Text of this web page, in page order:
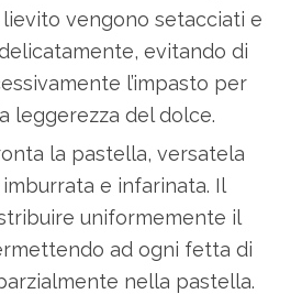
lievito vengono setacciati e
evitando di
l’impasto per
leggerezza del dolce.
la pastella, versatela
e infarinata. Il
uniformemente il
ad ogni fetta di
nella pastella.